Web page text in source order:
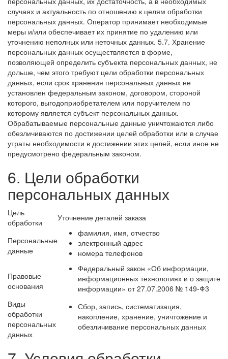
случаях и актуальность по отношению к целям обработки
персональных данных. Оператор принимает необходимые
меры и/или обеспечивает их принятие по удалению или
уточнению неполных или неточных данных. 5.7. Хранение
персональных данных осуществляется в форме,
позволяющей определить субъекта персональных данных, не
дольше, чем этого требуют цели обработки персональных
данных, если срок хранения персональных данных не
установлен федеральным законом, договором, стороной
которого, выгодоприобретателем или поручителем по
которому является субъект персональных данных.
Обрабатываемые персональные данные уничтожаются либо
обезличиваются по достижении целей обработки или в случае
утраты необходимости в достижении этих целей, если иное не
предусмотрено федеральным законом.
6. Цели обработки
персональных данных
Цель
обработки
Уточнение деталей заказа
Персональные
данные
фамилия, имя, отчество
электронный адрес
номера телефонов
Правовые
основания
Федеральный закон «Об информации,
информационных технологиях и о защите
информации» от 27.07.2006 № 149-Φ3
Виды
обработки
персональных
данных
Сбор, запись, систематизация,
накопление, хранение, уничтожение и
обезличивание персональных данных